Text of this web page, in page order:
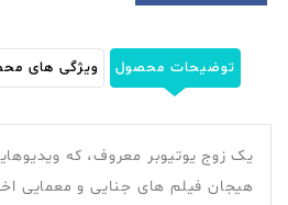
توضیحات محصول ویژگی های
یک زوج یوتیوبر معروف، که
هیجان فیلم های جنایی و معمایی